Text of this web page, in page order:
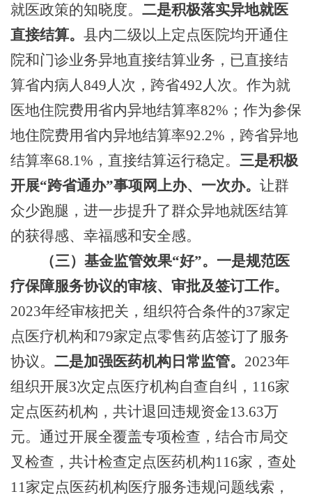
就医政策的知晓度。 二是积极落实异地就医
直接结算。 县内二级以上定点医院均开通住
院和门诊业务异地直接结算业务，已直接结
算省内病人 849 人次，跨省492 人次。作为就
医地住院费用省内异地结算率82%；作为参保
地住院费用省内异地结算率92.2%，跨省异地
结算率68.1%，直接结算运行稳定。 三是积极
开展“跨省通办”事项网上办、一次办。 让群
众少跑腿，进一步提升了群众异地就医结算
的获得感、幸福感和安全感。
（三）基金监管效果“好”。 一是规范医
疗保障服务协议的审核、审批及签订工作。
2023年经审核把关，组织符合条件的37家定
点医疗机构和79家定点零售药店签订了服务
协议。 二是加强医药机构日常监管。 2023年
组织开展3次定点医疗机构自查自纠，116家
定点医药机构，共计退回违规资金13.63万
元。通过开展全覆盖专项检查，结合市局交
叉检查，共计检查定点医药机构116家，查处
11家定点医药机构医疗服务违规问题线索，